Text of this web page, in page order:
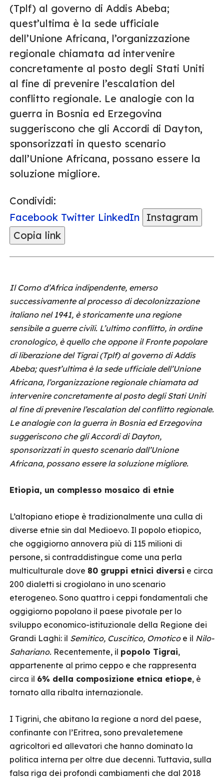
(Tplf) al governo di Addis Abeba;
quest’ultima è la sede ufficiale
dell’Unione Africana, l’organizzazione
regionale chiamata ad intervenire
concretamente al posto degli Stati Uniti
al fine di prevenire l’escalation del
conflitto regionale. Le analogie con la
guerra in Bosnia ed Erzegovina
suggeriscono che gli Accordi di Dayton,
sponsorizzati in questo scenario
dall’Unione Africana, possano essere la
soluzione migliore.
Condividi:
Facebook Twitter LinkedIn
Instagram
Copia link
Il Corno d’Africa indipendente, emerso
successivamente al processo di decolonizzazione
italiano nel 1941, è storicamente una regione
sensibile a guerre civili. L’ultimo conflitto, in ordine
cronologico, è quello che oppone il Fronte popolare
di liberazione del Tigrai (Tplf) al governo di Addis
Abeba; quest’ultima è la sede ufficiale dell’Unione
Africana, l’organizzazione regionale chiamata ad
intervenire concretamente al posto degli Stati Uniti
al fine di prevenire l’escalation del conflitto regionale.
Le analogie con la guerra in Bosnia ed Erzegovina
suggeriscono che gli Accordi di Dayton,
sponsorizzati in questo scenario dall’Unione
Africana, possano essere la soluzione migliore.
Etiopia, un complesso mosaico di etnie
L’altopiano etiope è tradizionalmente una culla di
diverse etnie sin dal Medioevo. Il popolo etiopico,
che oggigiorno annovera più di 115 milioni di
persone, si contraddistingue come una perla
multiculturale dove 80 gruppi etnici diversi e circa
200 dialetti si crogiolano in uno scenario
eterogeneo. Sono quattro i ceppi fondamentali che
oggigiorno popolano il paese pivotale per lo
sviluppo economico-istituzionale della Regione dei
Grandi Laghi: il Semitico, Cuscitico, Omotico e il Nilo-
Sahariano. Recentemente, il popolo Tigrai,
appartenente al primo ceppo e che rappresenta
circa il 6% della composizione etnica etiope, è
tornato alla ribalta internazionale.
I Tigrini, che abitano la regione a nord del paese,
confinante con l’Eritrea, sono prevaletemene
agricoltori ed allevatori che hanno dominato la
politica interna per oltre due decenni. Tuttavia, sulla
falsa riga dei profondi cambiamenti che dal 2018